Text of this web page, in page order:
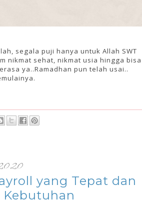
segala puji hanya untuk Allah SWT
nikmat sehat, nikmat usia hingga bisa
ya..Ramadhan pun telah usai..
yang Tepat dan
Kebutuhan